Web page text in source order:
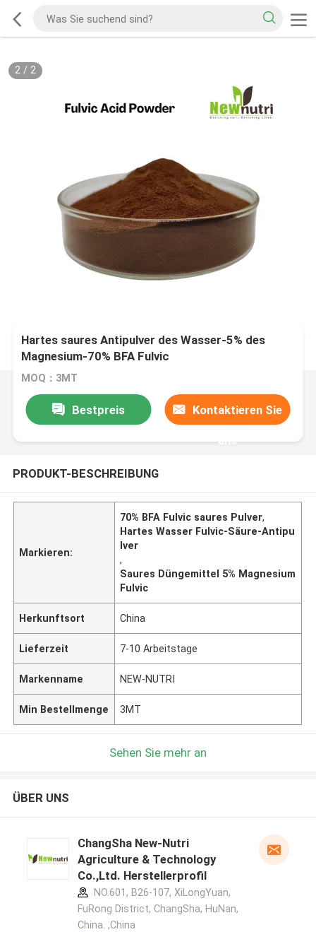
2/ 2
Hartes saures Antipulver des Wasser-5% des
Magnesium-70% BFA Fulvic
MOQ：3MT
Bestpreis Kontaktieren Sie
uns
PRODUKT-BESCHREIBUNG
Markieren:
70% BFA Fulvic saures Pulver,
Hartes Wasser Fulvic-Säure-Antipu
lver
,
Saures Düngemittel 5% Magnesium
Fulvic
Herkunftsort China
Lieferzeit 7-10 Arbeitstage
Markenname NEW-NUTRI
Min Bestellmenge 3MT
Sehen Sie mehr an
ÜBER UNS
ChangSha New-Nutri
Agriculture & Technology
Co.,Ltd. Herstellerprofil
NO.601, B26-107, XiLongYuan,
FuRong District, ChangSha, HuNan,
China. ,China